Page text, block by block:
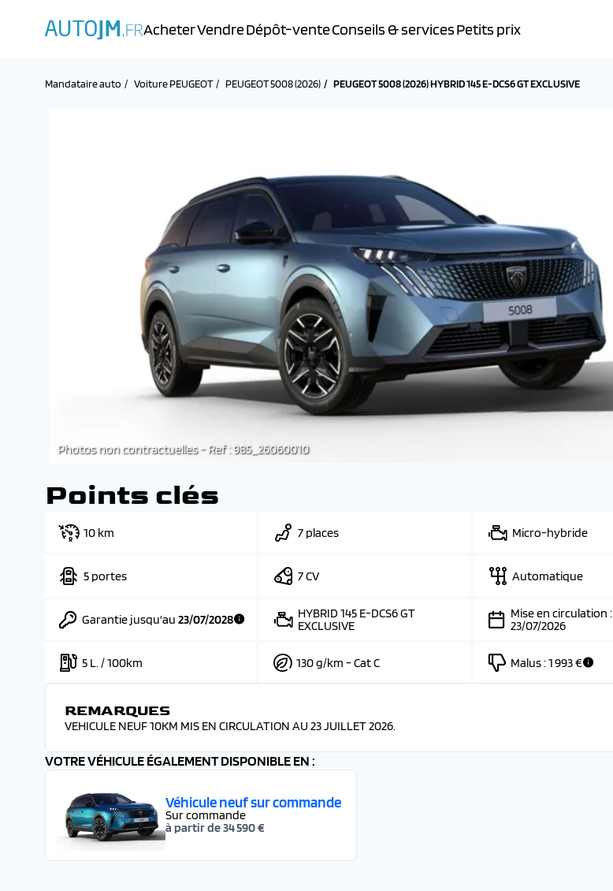
AcheterVendreDépôt-venteConseils & servicesPetits prix
Mandataire auto Voiture PEUGEOT PEUGEOT 5008 (2026) PEUGEOT 5008 (2026) HYBRID 145 E-DCS6 GT EXCLUSIVE
Photos non contractuelles - Ref : 985_26060010
Points clés
10 km 7 places Micro-hybride
5 portes 7 CV Automatique
Garantie jusqu'au 23/07/2028
HYBRID 145 E-DCS6 GT
EXCLUSIVE
Mise en circulation :
23/07/2026
5 L. / 100km 130 g/km - Cat C Malus :1 993 €
REMARQUES
VEHICULE NEUF 10KM MIS EN CIRCULATION AU 23 JUILLET 2026.
VOTRE VÉHICULE ÉGALEMENT DISPONIBLE EN :
Véhicule neuf sur commande
Sur commande
à partir de 34 590 €